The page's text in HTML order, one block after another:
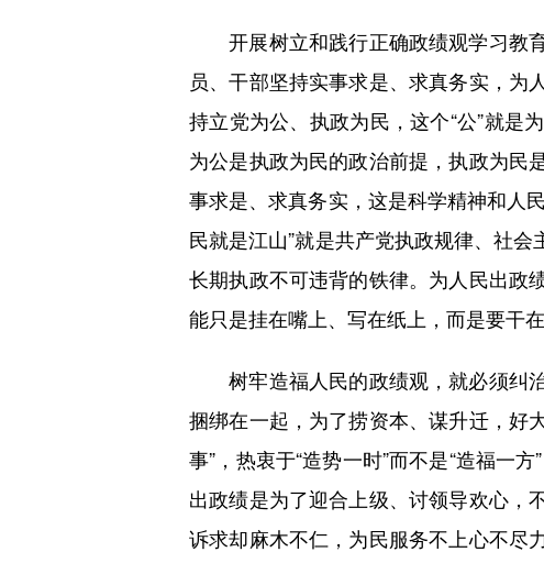
开展树立和践行正确政绩观学习教育
员、干部坚持实事求是、求真务实，为
持立党为公、执政为民，这个“公”就是
为公是执政为民的政治前提，执政为民
事求是、求真务实，这是科学精神和人
民就是江山”就是共产党执政规律、社
长期执政不可违背的铁律。为人民出政
能只是挂在嘴上、写在纸上，而是要干
树牢造福人民的政绩观，就必须纠治
捆绑在一起，为了捞资本、谋升迁，好
事”，热衷于“造势一时”而不是“造福一
出政绩是为了迎合上级、讨领导欢心，
诉求却麻木不仁，为民服务不上心不尽